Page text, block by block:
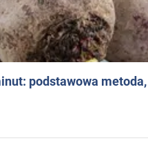
podstawowa